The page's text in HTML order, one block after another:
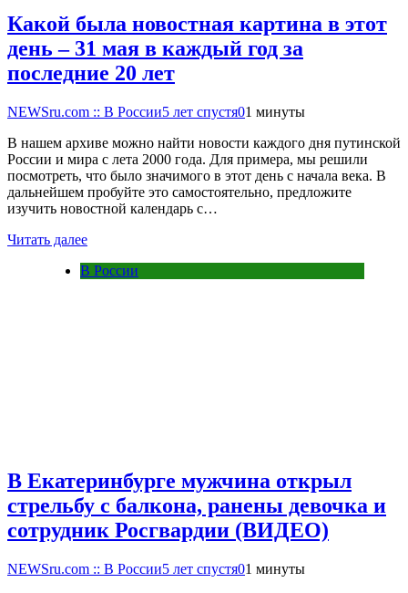
Какой была новостная картина в этот
день – 31 мая в каждый год за
последние 20 лет
NEWSru.com :: В России5 лет спустя01 минуты
В нашем архиве можно найти новости каждого дня путинской
России и мира с лета 2000 года. Для примера, мы решили
посмотреть, что было значимого в этот день с начала века. В
дальнейшем пробуйте это самостоятельно, предложите
изучить новостной календарь с…
Читать далее
В России
В Екатеринбурге мужчина открыл
стрельбу с балкона, ранены девочка и
сотрудник Росгвардии (ВИДЕО)
NEWSru.com :: В России5 лет спустя01 минуты